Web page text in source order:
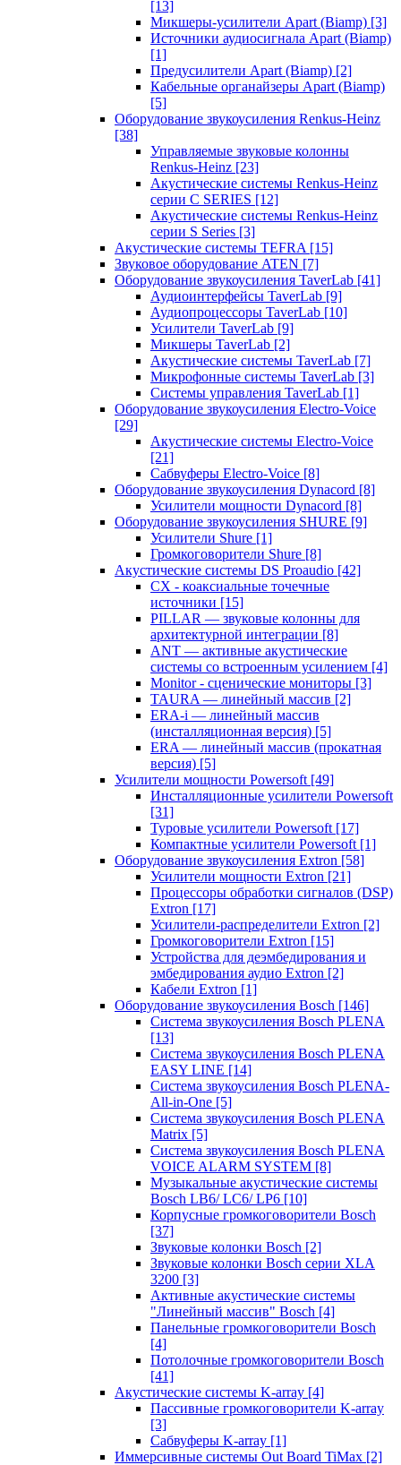
[13]
Микшеры-усилители Apart (Biamp) [3]
Источники аудиосигнала Apart (Biamp)
[1]
Предусилители Apart (Biamp) [2]
Кабельные органайзеры Apart (Biamp)
[5]
Оборудование звукоусиления Renkus-Heinz
[38]
Управляемые звуковые колонны
Renkus-Heinz [23]
Акустические системы Renkus-Heinz
серии C SERIES [12]
Акустические системы Renkus-Heinz
серии S Series [3]
Акустические системы TEFRA [15]
Звуковое оборудование ATEN [7]
Оборудование звукоусиления TaverLab [41]
Аудиоинтерфейсы TaverLab [9]
Аудиопроцессоры TaverLab [10]
Усилители TaverLab [9]
Микшеры TaverLab [2]
Акустические системы TaverLab [7]
Микрофонные системы TaverLab [3]
Системы управления TaverLab [1]
Оборудование звукоусиления Electro-Voice
[29]
Акустические системы Electro-Voice
[21]
Сабвуферы Electro-Voice [8]
Оборудование звукоусиления Dynacord [8]
Усилители мощности Dynacord [8]
Оборудование звукоусиления SHURE [9]
Усилители Shure [1]
Громкоговорители Shure [8]
Акустические системы DS Proaudio [42]
CX - коаксиальные точечные
источники [15]
PILLAR — звуковые колонны для
архитектурной интеграции [8]
ANT — активные акустические
системы со встроенным усилением [4]
Monitor - сценические мониторы [3]
TAURA — линейный массив [2]
ERA-i — линейный массив
(инсталляционная версия) [5]
ERA — линейный массив (прокатная
версия) [5]
Усилители мощности Powersoft [49]
Инсталляционные усилители Powersoft
[31]
Туровые усилители Powersoft [17]
Компактные усилители Powersoft [1]
Оборудование звукоусиления Extron [58]
Усилители мощности Extron [21]
Процессоры обработки сигналов (DSP)
Extron [17]
Усилители-распределители Extron [2]
Громкоговорители Extron [15]
Устройства для деэмбедирования и
эмбедирования аудио Extron [2]
Кабели Extron [1]
Оборудование звукоусиления Bosch [146]
Система звукоусиления Bosch PLENA
[13]
Система звукоусиления Bosch PLENA
EASY LINE [14]
Система звукоусиления Bosch PLENA-
All-in-One [5]
Система звукоусиления Bosch PLENA
Matrix [5]
Система звукоусиления Bosch PLENA
VOICE ALARM SYSTEM [8]
Музыкальные акустические системы
Bosch LB6/ LC6/ LP6 [10]
Корпусные громкоговорители Bosch
[37]
Звуковые колонки Bosch [2]
Звуковые колонки Bosch серии XLA
3200 [3]
Активные акустические системы
"Линейный массив" Bosch [4]
Панельные громкоговорители Bosch
[4]
Потолочные громкоговорители Bosch
[41]
Акустические системы K-array [4]
Пассивные громкоговорители K-array
[3]
Сабвуферы K-array [1]
Иммерсивные системы Out Board TiMax [2]